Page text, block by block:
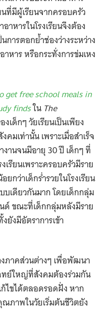
นที่มีผู้เรียนจากครอบครัว
หารในโรงเรียนจึงต้อง
การตอกย้ำช่องว่างระหว่าง
หาร หรือกระทั่งการข่มเหง
get free school meals in
findsใน The
เด็กๆ วัยเรียนเป็นเพียง
มเท่านั้น เพราะเมื่อสำเร็จ
านจนมีอายุ 30 ปี เด็กๆ ที่
รียนเพราะครอบครัวมีราย
กว่าเด็กร่ำรวยในโรงเรียน
เดียวกันมาก โดยเด็กกลุ่ม
ด์ ขณะที่เด็กกลุ่มหลังมีราย
ยังมีอัตราการเข้า
ภาคส่วนต่างๆ เพื่อพัฒนา
ย์ใหญ่ที่สังคมต้องร่วมกัน
ไขได้ตลอดรอดฝั่ง หาก
ภาพในวัยเริ่มต้นชีวิตยัง